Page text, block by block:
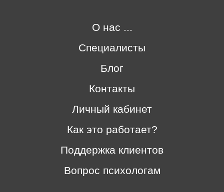
О нас ...
Специалисты
Блог
Контакты
Личный кабинет
Как это работает?
Поддержка клиентов
Вопрос психологам